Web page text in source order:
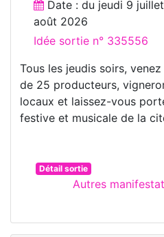
Date : du jeudi 9
août 2026
Idée sortie n° 335556
Tous les jeudis soirs,
de 25 producteurs,
locaux et laissez-vous
festive et musicale de la
Détail sortie
Autres